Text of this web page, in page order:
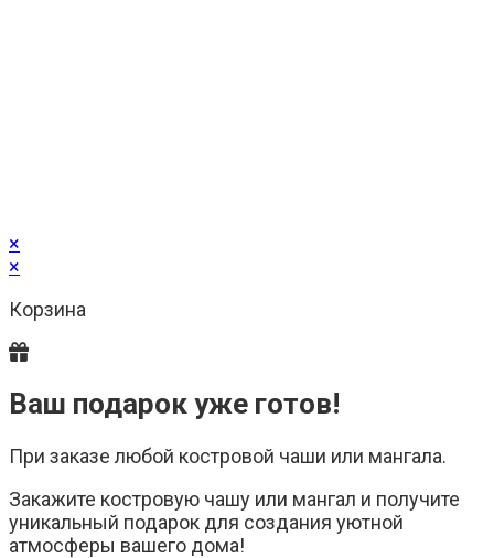
×
×
Корзина
Ваш подарок уже готов!
При заказе любой костровой чаши или мангала.
Закажите костровую чашу или мангал и получите
уникальный подарок для создания уютной
атмосферы вашего дома!